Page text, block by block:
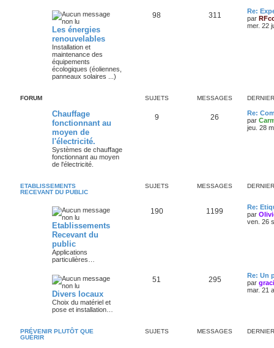
Les énergies
renouvelables
Installation et
maintenance des
équipements
écologiques (éoliennes,
panneaux solaires ...)
98 311
Re:
par
mer. 22
FORUM SUJETS MESSAGES
Chauffage
fonctionnant au
moyen de
l'électricité.
Systèmes de chauffage
fonctionnant au moyen
de l'électricité.
9 26
Re:
par
jeu. 28
ETABLISSEMENTS
RECEVANT DU PUBLIC
SUJETS MESSAGES
Etablissements
Recevant du
public
Applications
particulières…
190 1199
Re:
par
ven. 26
Divers locaux
Choix du matériel et
pose et installation…
51 295
Re: Un
par
mar. 21
PRÉVENIR PLUTÔT QUE
GUÉRIR
SUJETS MESSAGES